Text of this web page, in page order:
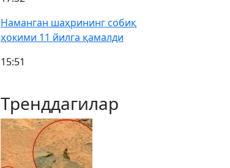
Наманган шаҳрининг собиқ
ҳокими 11 йилга қамалди
15:51
Тренддагилар